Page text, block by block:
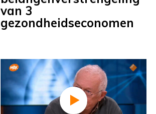
van 3
gezondheidseconomen